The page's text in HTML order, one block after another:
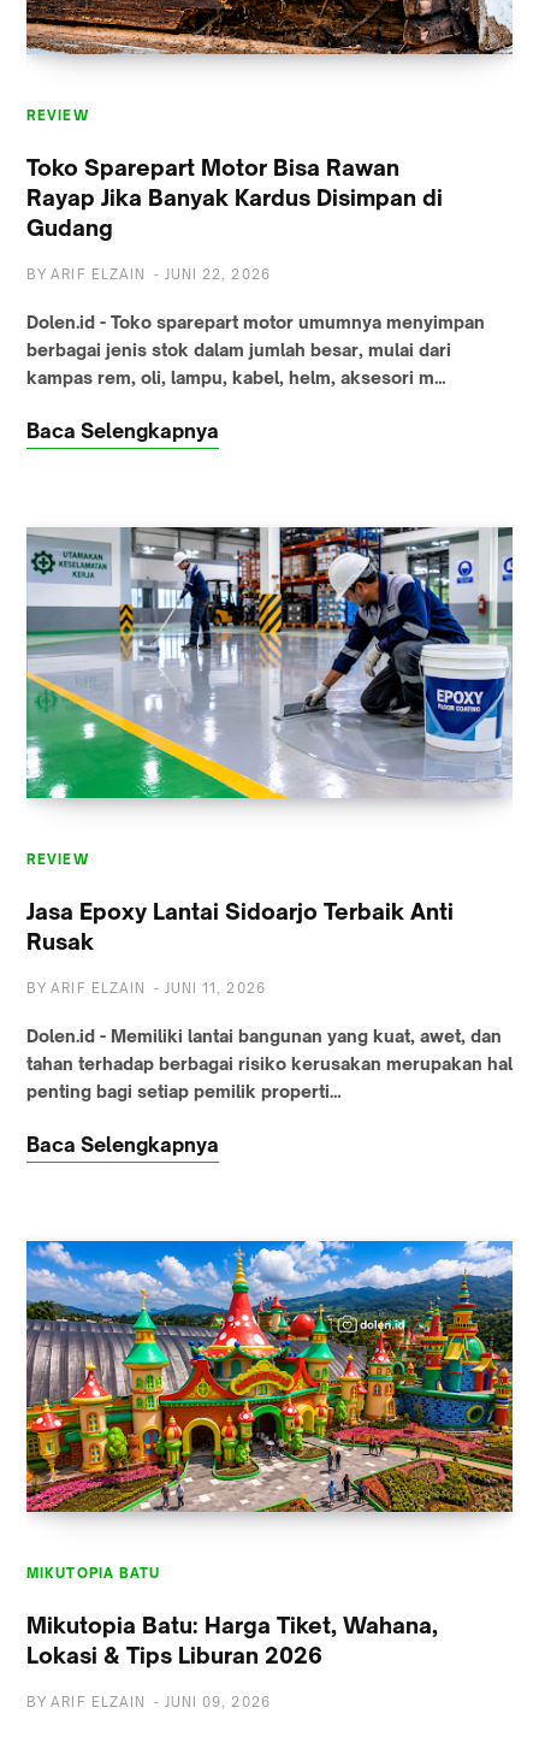
REVIEW
Toko Sparepart Motor Bisa Rawan
Rayap Jika Banyak Kardus Disimpan di
Gudang
BY ARIF ELZAIN - JUNI 22, 2026
Dolen.id - Toko sparepart motor umumnya menyimpan
berbagai jenis stok dalam jumlah besar, mulai dari
kampas rem, oli, lampu, kabel, helm, aksesori m…
Baca Selengkapnya
REVIEW
Jasa Epoxy Lantai Sidoarjo Terbaik Anti
Rusak
BY ARIF ELZAIN - JUNI 11, 2026
Dolen.id - Memiliki lantai bangunan yang kuat, awet, dan
tahan terhadap berbagai risiko kerusakan merupakan hal
penting bagi setiap pemilik properti…
Baca Selengkapnya
MIKUTOPIA BATU
Mikutopia Batu: Harga Tiket, Wahana,
Lokasi & Tips Liburan 2026
BY ARIF ELZAIN - JUNI 09, 2026